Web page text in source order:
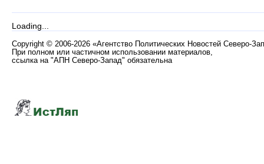
Loading...
Copyright © 2006-2026 «Агентство Политических Новостей Северо-
При полном или частичном использовании материалов,
ссылка на "АПН Северо-Запад" обязательна